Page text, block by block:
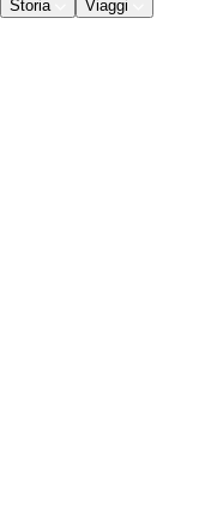
Storia Viaggi